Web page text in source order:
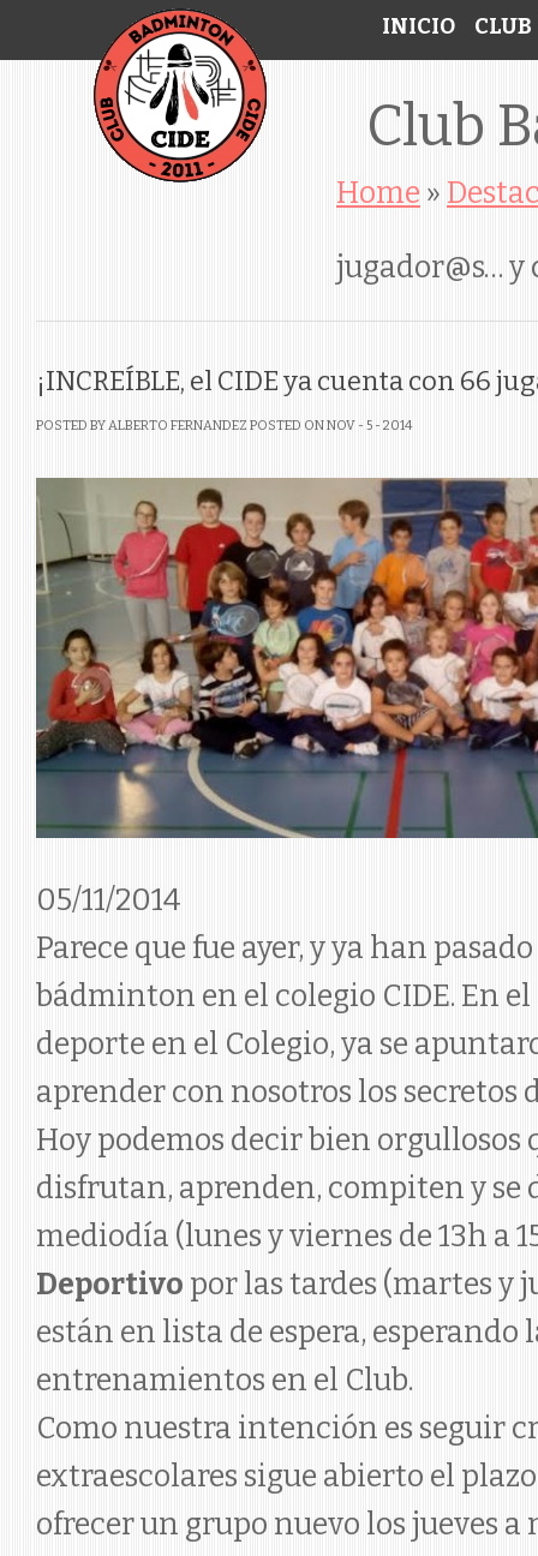
INICIO CLUB
Club
Home »
jugador@s… y
¡INCREÍBLE, el CIDE ya cuenta con 66
POSTED BY ALBERTO FERNANDEZ POSTED ON NOV - 5 - 2014
05/11/2014
Parece que fue ayer, y ya han
bádminton en el colegio CIDE. En
deporte en el Colegio, ya se
aprender con nosotros los secretos
Hoy podemos decir bien orgullosos
disfrutan, aprenden, compiten y
mediodía (lunes y viernes de 13h a
Deportivo por las tardes (martes y
están en lista de espera,
entrenamientos en el Club.
Como nuestra intención es seguir
extraescolares sigue abierto el
ofrecer un grupo nuevo los jueves